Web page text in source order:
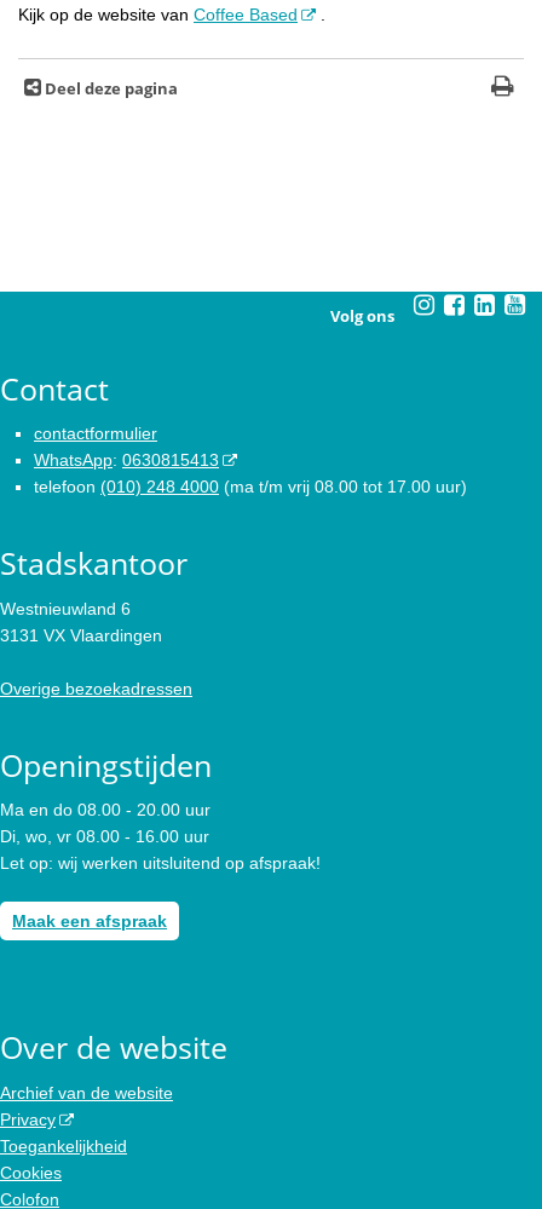
Kijk op de website van Coffee Based
Deel deze pagina
Volg ons
Contact
contactformulier
WhatsApp: 0630815413
telefoon (010) 248 4000 (ma t/m vrij 08.00 tot 17.00 uur)
Stadskantoor
Westnieuwland 6
3131 VX Vlaardingen
Overige bezoekadressen
Openingstijden
Ma en do 08.00 - 20.00 uur
Di, wo, vr 08.00 - 16.00 uur
Let op: wij werken uitsluitend op afspraak!
Maak een afspraak
Over de website
Archief van de website
Privacy
Toegankelijkheid
Cookies
Colofon